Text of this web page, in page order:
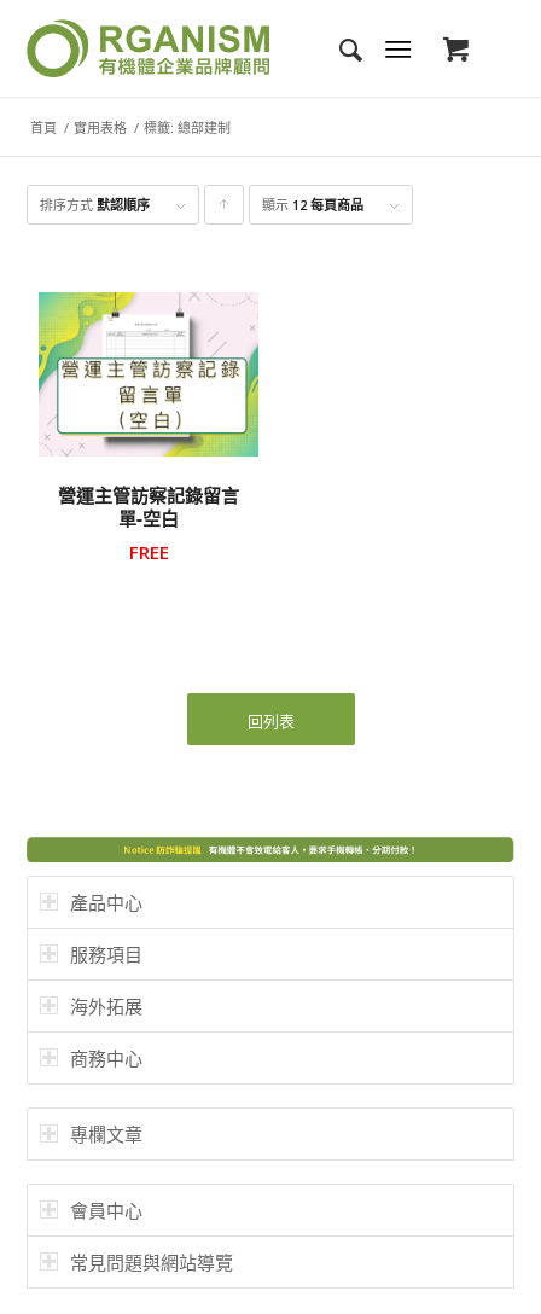
首頁 / 實用表格 / 標籤: 總部建制
排序方式默認順序 點
品
顯示 12 每頁商品
營運主管訪察記錄留言
單-空白
FREE
回列表
產品中心
服務項目
海外拓展
商務中心
專欄文章
會員中心
常見問題與網站導覽